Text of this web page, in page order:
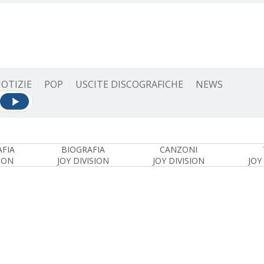
POP USCITE DISCOGRAFICHE NEWS
BIOGRAFIA
JOY DIVISION
CANZONI
JOY DIVISION